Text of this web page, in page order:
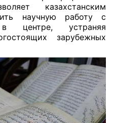
казахстанским
научную работу с
центре, устраняя
зарубежных